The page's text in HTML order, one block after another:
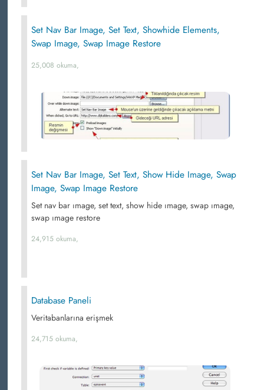
Set Nav Bar Image, Set Text, Showhide Elements,
Swap Image, Swap Image Restore
25,008 okuma,
Set Nav Bar Image, Set Text, Show Hide Image, Swap
Image, Swap Image Restore
Set nav bar ımage, set text, show hide ımage, swap ımage,
swap ımage restore
24,915 okuma,
Database Paneli
Veritabanlarına erişmek
24,715 okuma,